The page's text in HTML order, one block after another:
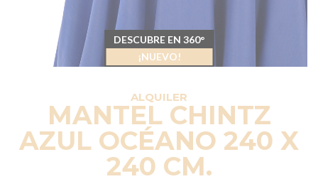
ALQUILER
MANTEL CHINTZ
AZUL OCÉANO 240 X
240 CM.
DESCUBRE EN 360°
¡NUEVO!